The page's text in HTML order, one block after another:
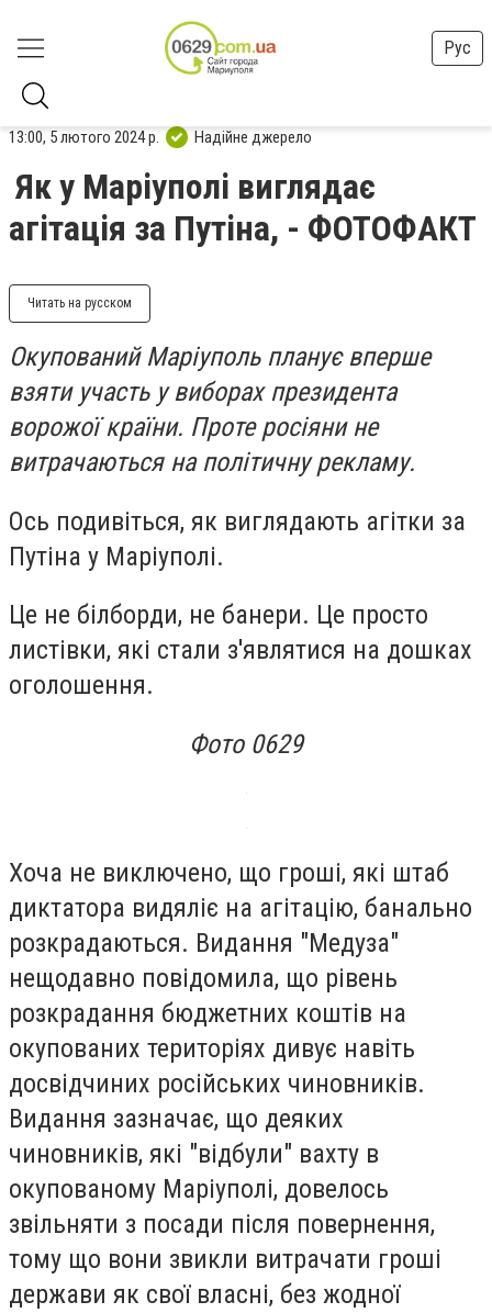
Рус
13:00, 5 лютого 2024 р. Надійне джерело
Як у Маріуполі виглядає
агітація за Путіна, - ФОТОФАКТ
Читать на русском
Окупований Маріуполь планує вперше
взяти участь у виборах президента
ворожої країни. Проте росіяни не
витрачаються на політичну рекламу.
Ось подивіться, як виглядають агітки за
Путіна у Маріуполі.
Це не білборди, не банери. Це просто
листівки, які стали з'являтися на дошках
оголошення.
Фото 0629
Хоча не виключено, що гроші, які штаб
диктатора видяліє на агітацію, банально
розкрадаються. Видання "Медуза"
нещодавно повідомила, що рівень
розкрадання бюджетних коштів на
окупованих територіях дивує навіть
досвідчиних російських чиновників.
Видання зазначає, що деяких
чиновників, які "відбули" вахту в
окупованому Маріуполі, довелось
звільняти з посади після повернення,
тому що вони звикли витрачати гроші
держави як свої власні, без жодної